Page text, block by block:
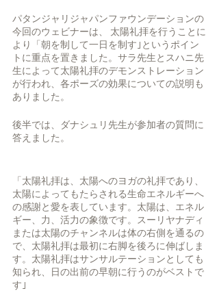
パタンジャリジャパンファウンデーションの
今回のウェビナーは、 太陽礼拝を行うことに
より「朝を制して一日を制す｣というポイン
トに重点を置きました。サラ先生とスハニ先
生によって太陽礼拝のデモンストレーション
が行われ、各ポーズの効果についての説明も
ありました。
後半では、ダナシュリ先生が参加者の質問に
答えました。
「太陽礼拝は、太陽へのヨガの礼拝であり、
太陽によってもたらされる生命エネルギーへ
の感謝と愛を表しています。太陽は、エネル
ギー、力、活力の象徴です。スーリヤナディ
または太陽のチャンネルは体の右側を通るの
で、太陽礼拝は最初に右脚を後ろに伸ばしま
す。太陽礼拝はサンサルテーションとしても
知られ、日の出前の早朝に行うのがベストで
す｣